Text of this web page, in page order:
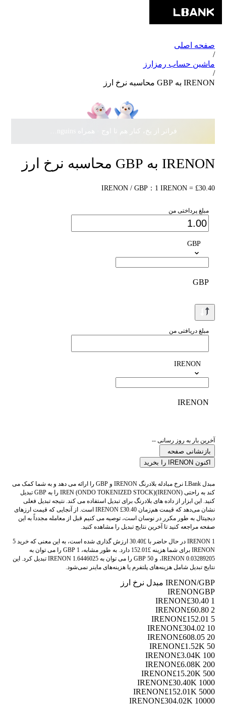
صفحه اصلی
/
ماشین حساب رمزارز
/
IRENON به GBP محاسبه نرخ ارز
IRENON به GBP محاسبه نرخ ارز
IRENON / GBP：1 IRENON = £30.40
مبلغ پرداختی من
GBP
GBP
مبلغ دریافتی من
IRENON
IRENON
آخرین بار به روز رسانی --
بازنشانی صفحه
اکنون IRENON را بخرید
مبدل LBank نرخ مبادله بلادرنگ IRENON و GBP را ارائه می دهد و به شما کمک می
کند به راحتی IREN (ONDO TOKENIZED STOCK)(IRENON) را به GBP تبدیل
کنید. این ابزار از داده های بلادرنگ برای تبدیل استفاده می کند. نتیجه تبدیل فعلی
نشان می‌دهد که قیمت هم‌زمان IRENON £30.40 است. از آنجایی که قیمت ارزهای
دیجیتال به طور مکرر در نوسان است، توصیه می کنیم قبل از معامله مجدداً به این
صفحه مراجعه کنید تا آخرین نتایج تبدیل را مشاهده کنید.
1 IRENON در حال حاضر با £30.40 ارزش گذاری شده است، به این معنی که خرید 5
IRENON برای شما هزینه £152.01 دارد. به طور مشابه، 1 GBP را می توان به
0.03289205 IRENON، و 50 GBP را می توان به 1.6446025 IRENON تبدیل کرد. این
نتایج تبدیل شامل هزینه‌های پلتفرم یا هزینه‌های ماینر نمی‌شود.
IRENON/GBP مبدل نرخ ارز
IRENONGBP
1 IRENON
£30.40
2 IRENON
£60.80
5 IRENON
£152.01
10 IRENON
£304.02
20 IRENON
£608.05
50 IRENON
£1.52K
100 IRENON
£3.04K
200 IRENON
£6.08K
500 IRENON
£15.20K
1000 IRENON
£30.40K
5000 IRENON
£152.01K
10000 IRENON
£304.02K